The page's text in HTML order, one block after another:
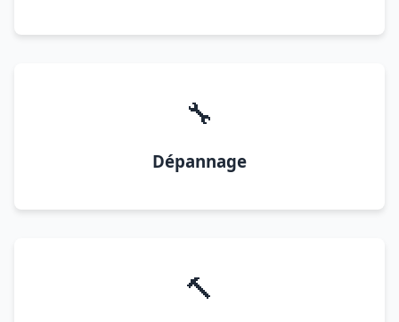
🔧
Dépannage
🔨